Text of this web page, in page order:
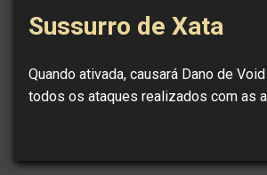
Sussurro de Xata
Quando ativada, causará Dano de
todos os ataques realizados com as